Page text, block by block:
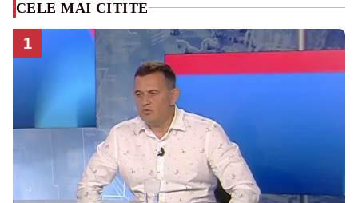
CELE MAI CITITE
1